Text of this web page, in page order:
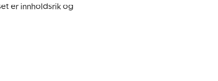
er innholdsrik og